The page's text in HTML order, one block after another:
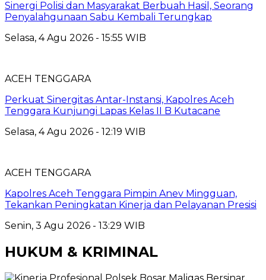
Sinergi Polisi dan Masyarakat Berbuah Hasil, Seorang
Penyalahgunaan Sabu Kembali Terungkap
Selasa, 4 Agu 2026 - 15:55 WIB
ACEH TENGGARA
Perkuat Sinergitas Antar-Instansi, Kapolres Aceh
Tenggara Kunjungi Lapas Kelas II B Kutacane
Selasa, 4 Agu 2026 - 12:19 WIB
ACEH TENGGARA
Kapolres Aceh Tenggara Pimpin Anev Mingguan,
Tekankan Peningkatan Kinerja dan Pelayanan Presisi
Senin, 3 Agu 2026 - 13:29 WIB
HUKUM & KRIMINAL